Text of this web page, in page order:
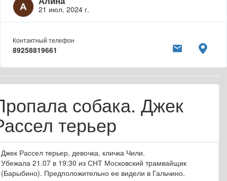
21 июл. 2024 г.
Контактный телефон
89258819661
собака. Джек
терьер
Джек Рассел терьер, девочка, кличка Чили.
Убежала 21.07 в 19:30 из СНТ Московский трамвайщик
(Барыбино). Предположительно ее видели в Гальчино.